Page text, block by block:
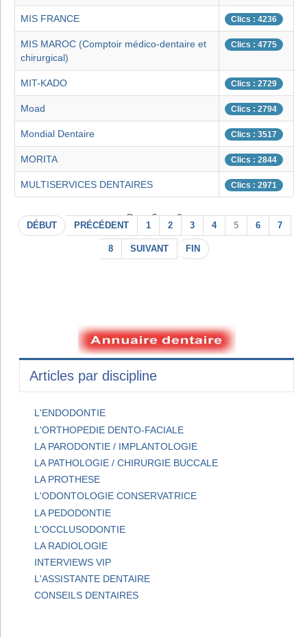
MIS FRANCE Clics : 4236
MIS MAROC (Comptoir médico-dentaire et
chirurgical)
Clics : 4775
MIT-KADO Clics : 2729
Moad Clics : 2794
Mondial Dentaire Clics : 3517
MORITA Clics : 2844
MULTISERVICES DENTAIRES Clics : 2971
Page 5 sur 8
DÉBUT PRÉCÉDENT 1 2 3 4 5 6 7
8 SUIVANT FIN
Articles par discipline
L'ENDODONTIE
L'ORTHOPEDIE DENTO-FACIALE
LA PARODONTIE / IMPLANTOLOGIE
LA PATHOLOGIE / CHIRURGIE BUCCALE
LA PROTHESE
L'ODONTOLOGIE CONSERVATRICE
LA PEDODONTIE
L'OCCLUSODONTIE
LA RADIOLOGIE
INTERVIEWS VIP
L'ASSISTANTE DENTAIRE
CONSEILS DENTAIRES